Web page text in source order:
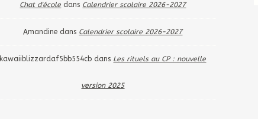
Chat d'école dans Calendrier scolaire 2026-2027
Amandine dans Calendrier scolaire 2026-2027
kawaiiblizzardaf5bb554cb dans Les rituels au CP : nouvelle
version 2025